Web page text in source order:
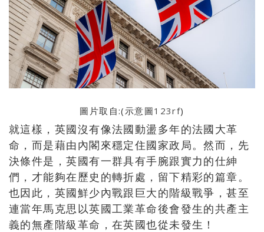
圖片取自:(示意圖123rf)
就這樣，英國沒有像法國動盪多年的法國大革
命，而是藉由內閣來穩定住國家政局。然而，先
決條件是，英國有一群具有手腕跟實力的仕紳
們，才能夠在歷史的轉折處，留下精彩的篇章。
也因此，英國鮮少內戰跟巨大的階級戰爭，甚至
連當年馬克思以英國工業革命後會發生的共產主
義的無產階級革命，在英國也從未發生！